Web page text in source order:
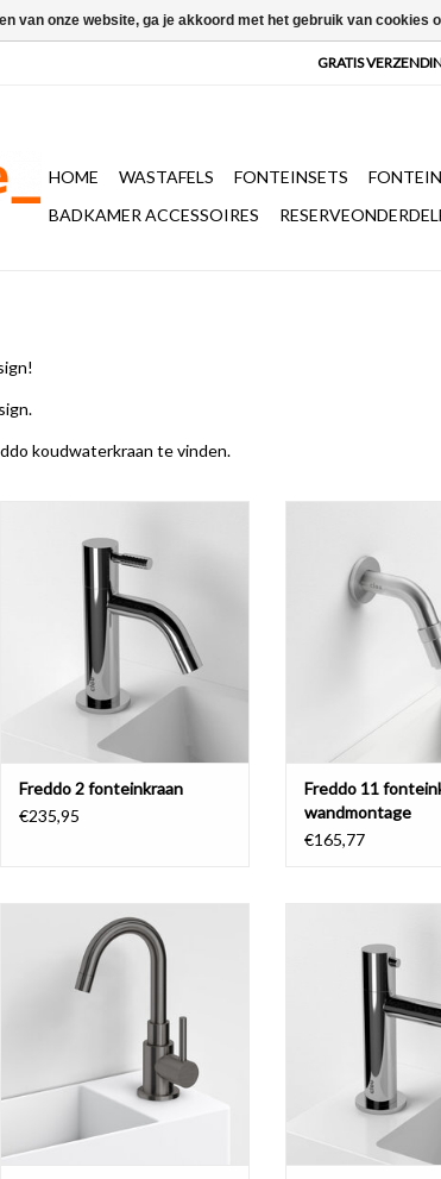
HOME WASTAFELS FONTEINSETS
BADKAMER ACCESSOIRES
koudwaterkraan te vinden.
rvs geborsteld.
TOEVOEGEN AAN WINKELWAGEN
Freddo 2 fonteinkraan
€235,95
chroom of rvs
TOEVOEGEN AAN
Freddo 11
wandmontage
€165,77
Freddo 1 fonteinkraan, met
draaibare uitloop, goud, brons en
gunmetal geborsteld PVD.
TOEVOEGEN AAN WINKELWAGEN
TOEVOEGEN AAN
van onze website, ga je akkoord met het gebruik van cookies